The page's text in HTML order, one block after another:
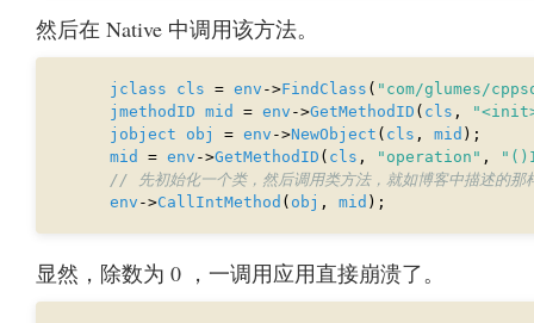
然后在 Native 中调用该方法。
jclass cls = env ->FindClass ( "com/glumes/
jmethodID mid = env ->GetMethodID ( cls ,
jobject
obj = env ->NewObject ( cls , mid
mid
= env ->GetMethodID ( cls , "operation" ,
env ->CallIntMethod ( obj , mid
显然，除数为 0 ，一调用应用直接崩溃了。